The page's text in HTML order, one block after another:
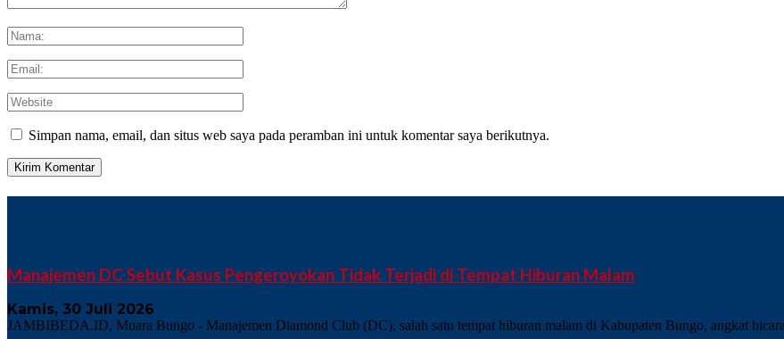
Simpan nama, email, dan situs web saya pada peramban ini untuk komentar saya berikutnya.
Manajemen DC Sebut Kasus Pengeroyokan Tidak Terjadi di Tempat Hiburan Malam
Kamis, 30 Juli 2026
JAMBIBEDA.ID, Muara Bungo - Manajemen Diamond Club (DC), salah satu tempat hiburan malam di Kabupaten Bungo, angkat